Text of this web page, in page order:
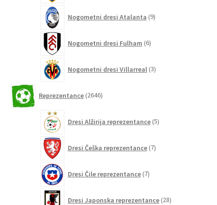
Nogometni dresi Atalanta 9izdelkov
Nogometni dresi Fulham 6izdelkov
Nogometni dresi Villarreal 3izdelki
Reprezentance 2646izdelkov
Dresi Alžirija reprezentance 5izdelkov
Dresi Češka reprezentance 7izdelkov
Dresi Čile reprezentance 7izdelkov
Dresi Japonska reprezentance 28